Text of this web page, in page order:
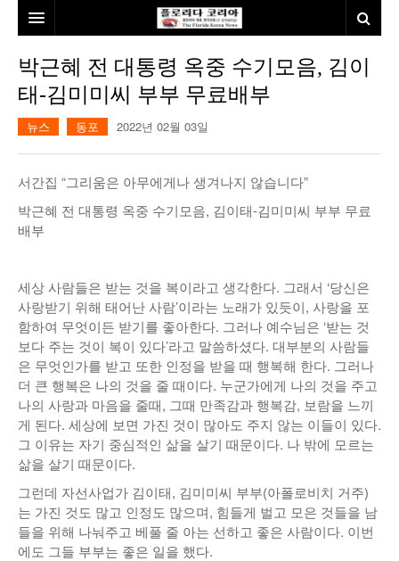
본사소개
뉴스
김선옥칼럼
김원동칼럼
100인선
독자광장
여행
인근여행지
놀이공원
낚시/비치
골프
인터뷰/탐방
박근혜 전 대통령 옥중 수기모음, 김이
태-김미미씨 부부 무료배부
뉴스 동포 2022년 02월 03일
서간집 “그리움은 아무에게나 생겨나지 않습니다”
박근혜 전 대통령 옥중 수기모음, 김이태-김미미씨 부부 무료
배부
세상 사람들은 받는 것을 복이라고 생각한다. 그래서 ‘당신은
사랑받기 위해 태어난 사람’이라는 노래가 있듯이, 사랑을 포
함하여 무엇이든 받기를 좋아한다. 그러나 예수님은 ‘받는 것
보다 주는 것이 복이 있다’라고 말씀하셨다. 대부분의 사람들
은 무엇인가를 받고 또한 인정을 받을 때 행복해 한다. 그러나
더 큰 행복은 나의 것을 줄 때이다. 누군가에게 나의 것을 주고
나의 사랑과 마음을 줄때, 그때 만족감과 행복감, 보람을 느끼
게 된다. 세상에 보면 가진 것이 많아도 주지 않는 이들이 있다.
그 이유는 자기 중심적인 삶을 살기 때문이다. 나 밖에 모르는
삶을 살기 때문이다.
그런데 자선사업가 김이태, 김미미씨 부부(아폴로비치 거주)
는 가진 것도 많고 인정도 많으며, 힘들게 벌고 모은 것들을 남
들을 위해 나눠주고 베풀 줄 아는 선하고 좋은 사람이다. 이번
에도 그들 부부는 좋은 일을 했다.